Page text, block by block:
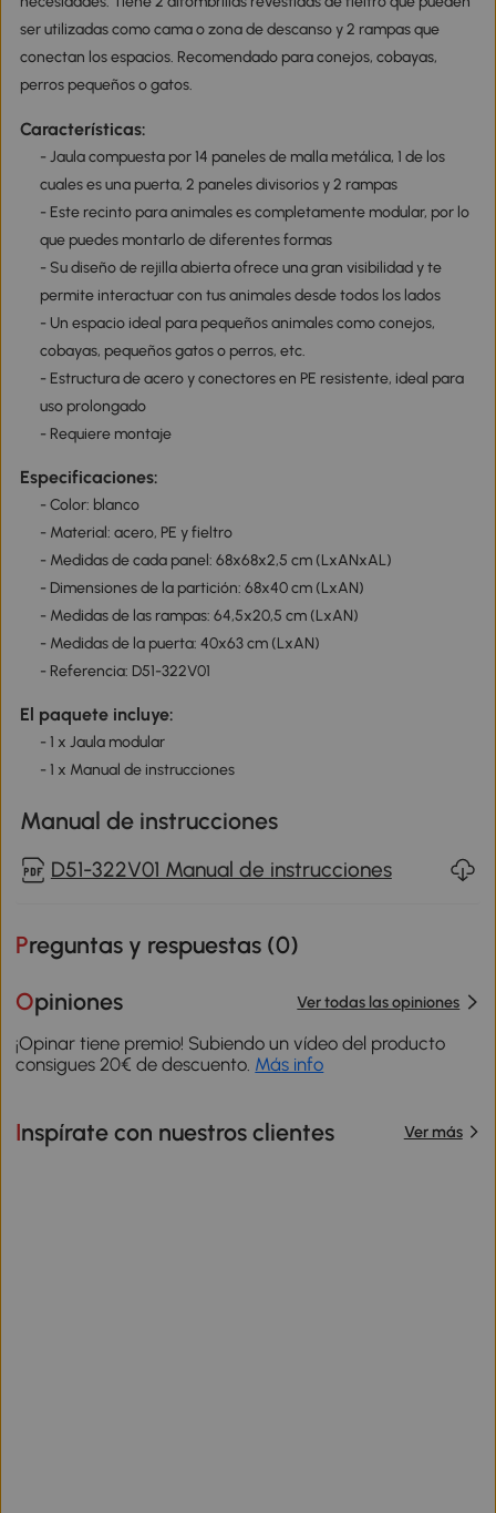
ser utilizadas como cama o zona de descanso y 2 rampas que
conectan los espacios. Recomendado para conejos, cobayas,
perros pequeños o gatos.
Características:
- Jaula compuesta por 14 paneles de malla metálica, 1 de los
cuales es una puerta, 2 paneles divisorios y 2 rampas
- Este recinto para animales es completamente modular, por lo
que puedes montarlo de diferentes formas
- Su diseño de rejilla abierta ofrece una gran visibilidad y te
permite interactuar con tus animales desde todos los lados
- Un espacio ideal para pequeños animales como conejos,
cobayas, pequeños gatos o perros, etc.
- Estructura de acero y conectores en PE resistente, ideal para
uso prolongado
- Requiere montaje
Especificaciones:
- Color: blanco
- Material: acero, PE y fieltro
- Medidas de cada panel: 68x68x2,5 cm (LxANxAL)
- Dimensiones de la partición: 68x40 cm (LxAN)
- Medidas de las rampas: 64,5x20,5 cm (LxAN)
- Medidas de la puerta: 40x63 cm (LxAN)
- Referencia: D51-322V01
El paquete incluye:
- 1 x Jaula modular
- 1 x Manual de instrucciones
Manual de instrucciones
D51-322V01 Manual de instrucciones
Preguntas y respuestas (0)
Opiniones Ver todas las opiniones
¡Opinar tiene premio! Subiendo un vídeo del producto
consigues 20€ de descuento. Más info
Inspírate con nuestros clientes Ver más